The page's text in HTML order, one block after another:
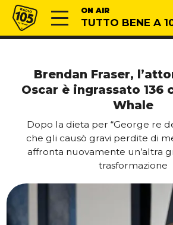
Vai al contenuto
Radio 105 ON AIR
TUTTO BENE A
Brendan Fraser,
Oscar è ingrassato 136
Whale
Dopo la dieta per “George re
che gli causò gravi perdite di
affronta nuovamente un’altra
trasformazione